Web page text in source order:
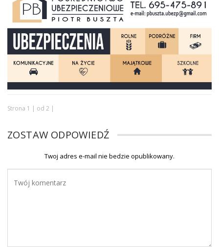
Strona 1 | od 2 |
ZOSTAW ODPOWIEDŹ
Twoj adres e-mail nie bedzie opublikowany.